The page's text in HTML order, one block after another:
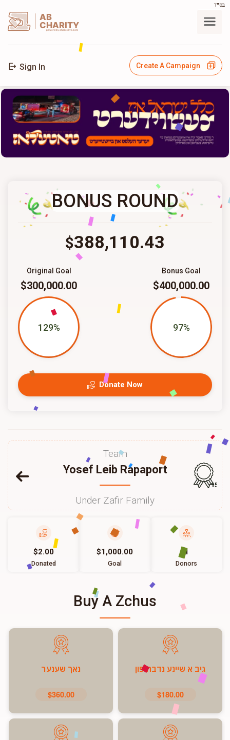
בס"ד
AB
CHARITY
powerd by ahblicklive.com
Sign In Create A Campaign
BONUS ROUND
$388,110.43
Bonus Goal
$400,000.00
97%
Original Goal
$300,000.00
129%
Donate Now
Team
Yosef Leib Rapaport
Under Zafir Family
156
$2.00
Donated
$1,000.00
Goal
1
Donors
Buy A Zchus
גיב א שיינע נדבה פון
$180.00
נאך שענער
$360.00